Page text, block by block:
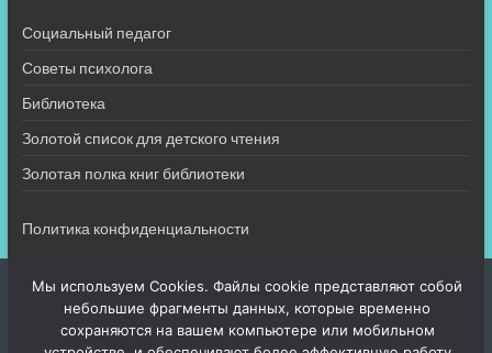
Социальный педагог
Советы психолога
Библиотека
Золотой список для детского чтения
Золотая полка книг библиотеки
Политика конфиденциальности
Мы используем Cookies. Файлы cookie представляют собой
небольшие фрагменты данных, которые временно
сохраняются на вашем компьютере или мобильном